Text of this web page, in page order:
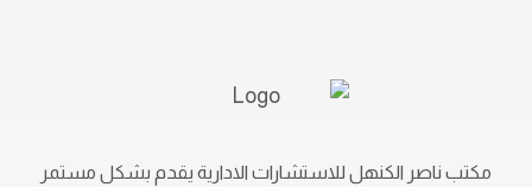
مكتب ناصر الكنهل للاستشارات الادارية يقدم بشكل مستمر